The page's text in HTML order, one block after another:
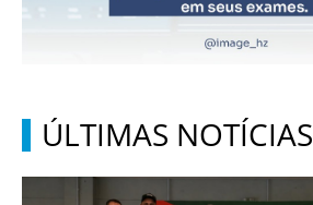
ÚLTIMAS NOTÍCIAS